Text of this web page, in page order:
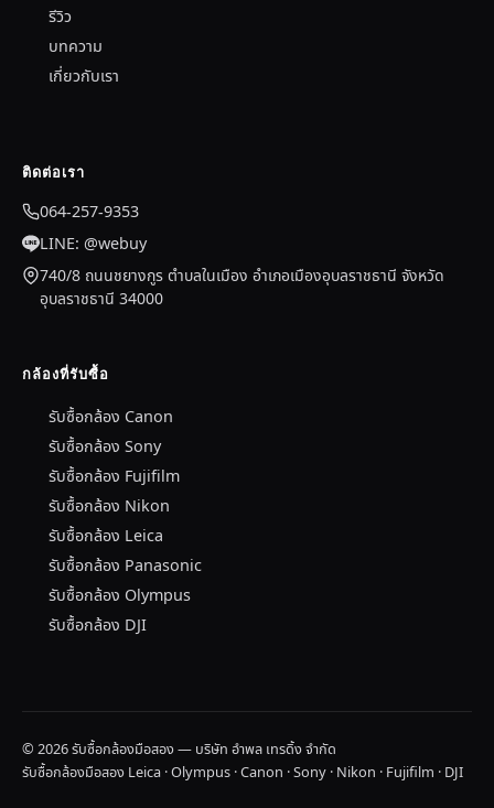
รีวิว
บทความ
เกี่ยวกับเรา
ติดต่อเรา
064-257-9353
LINE: @webuy
740/8 ถนนชยางกูร ตำบลในเมือง อำเภอเมืองอุบลราชธานี จังหวัด
อุบลราชธานี 34000
กล้องที่รับซื้อ
รับซื้อกล้อง Canon
รับซื้อกล้อง Sony
รับซื้อกล้อง Fujifilm
รับซื้อกล้อง Nikon
รับซื้อกล้อง Leica
รับซื้อกล้อง Panasonic
รับซื้อกล้อง Olympus
รับซื้อกล้อง DJI
© 2026 รับซื้อกล้องมือสอง — บริษัท อำพล เทรดิ้ง จำกัด
รับซื้อกล้องมือสอง Leica · Olympus · Canon · Sony · Nikon · Fujifilm · DJI